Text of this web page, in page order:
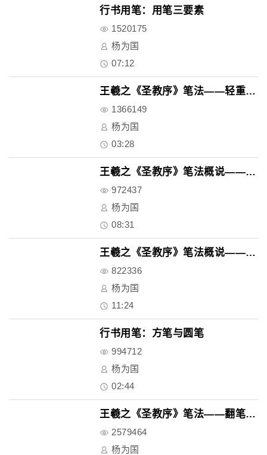
行书用笔：用笔三要素
1520175
杨为国
07:12
王羲之《圣教序》笔法——轻重与..
1366149
杨为国
03:28
王羲之《圣教序》笔法概说——省..
972437
杨为国
08:31
王羲之《圣教序》笔法概说——转..
822336
杨为国
11:24
行书用笔：方笔与圆笔
994712
杨为国
02:44
王羲之《圣教序》笔法——翻笔与..
2579464
杨为国